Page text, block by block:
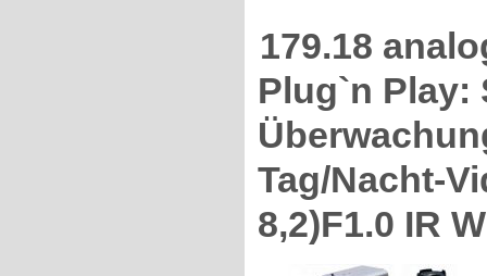
179.18
Plug`n Play:
Tag/Nacht-
8,2)F1.0 IR